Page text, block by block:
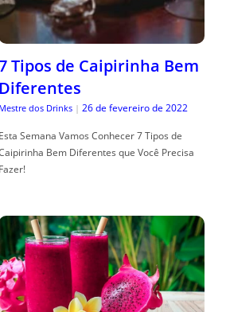
Tipos de Caipirinha Bem
Diferentes
Mestre dos Drinks | 26 de fevereiro de 2022
Esta Semana Vamos Conhecer 7 Tipos de
Bem Diferentes que Você Precisa
Fazer!